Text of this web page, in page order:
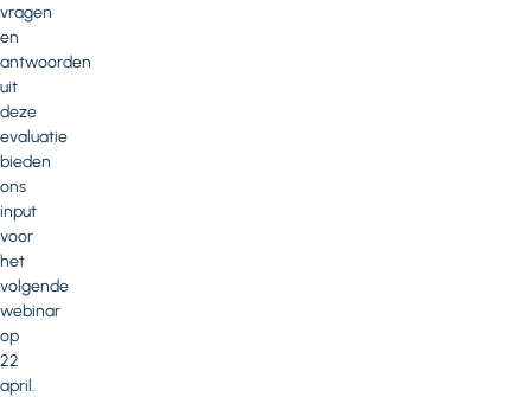
vragen
en
antwoorden
uit
deze
evaluatie
bieden
ons
input
voor
het
volgende
webinar
op
22
april.